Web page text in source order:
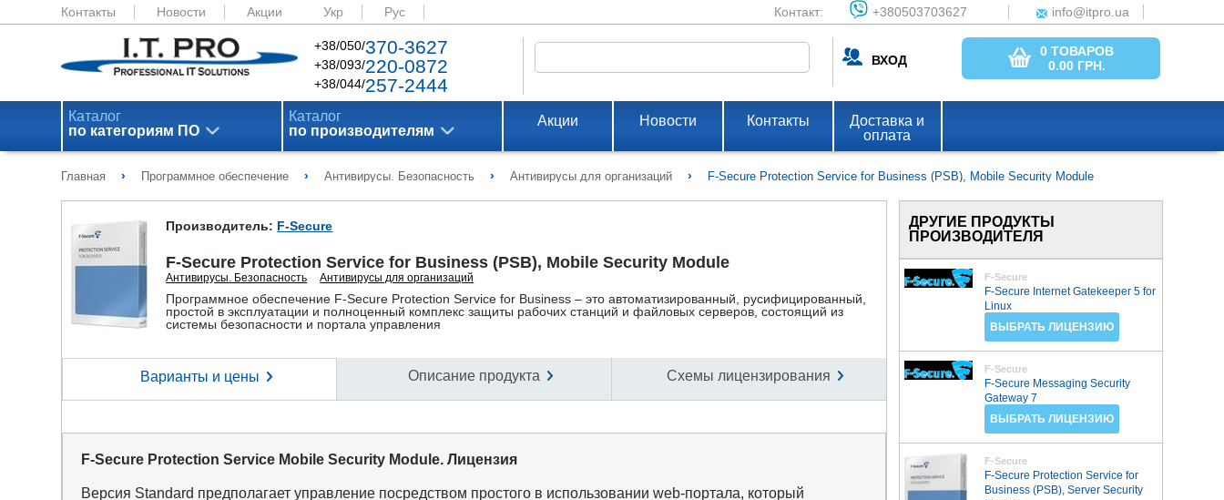
Контакты Новости Акции Укр Рус Контакт: +380503703627 info@itpro.ua
+38/050/370-3627
+38/093/220-0872
+38/044/257-2444
ВХОД
0 ТОВАРОВ
0.00 ГРН.
Каталог
по категориям ПО
Каталог
по производителям
Акции Новости Контакты
Доставка и
оплата
Главная › Программное обеспечение › Антивирусы. Безопасность › Антивирусы для организаций › F-Secure Protection Service for Business (PSB), Mobile Security Module
Производитель: F-Secure
F-Secure Protection Service for Business (PSB), Mobile Security Module
Антивирусы. Безопасность Антивирусы для организаций
Программное обеспечение F-Secure Protection Service for Business – это автоматизированный, русифицированный,
простой в эксплуатации и полноценный комплекс защиты рабочих станций и файловых серверов, состоящий из
системы безопасности и портала управления
Варианты и цены Описание продукта Схемы лицензирования
F-Secure Protection Service Mobile Security Module. Лицензия
Версия Standard предполагает управление посредством простого в использовании web-портала, который
ДРУГИЕ ПРОДУКТЫ
ПРОИЗВОДИТЕЛЯ
F-Secure
F-Secure Internet Gatekeeper 5 for
Linux
ВЫБРАТЬ ЛИЦЕНЗИЮ
F-Secure
F-Secure Messaging Security
Gateway 7
ВЫБРАТЬ ЛИЦЕНЗИЮ
F-Secure
F-Secure Protection Service for
Business (PSB), Server Security